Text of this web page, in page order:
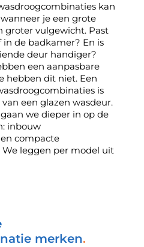
kan
je een grote
groter vulgewicht. Past
de badkamer? En is
deur handiger?
een aanpasbare
hebben dit niet. Een
is
een glazen wasdeur.
we dieper in op de
inbouw
compacte
leggen per model uit
merken